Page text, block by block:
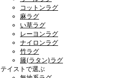
コットンラグ
麻ラグ
い草ラグ
レーヨンラグ
ナイロンラグ
竹ラグ
籐(ラタン)ラグ
テイストで選ぶ